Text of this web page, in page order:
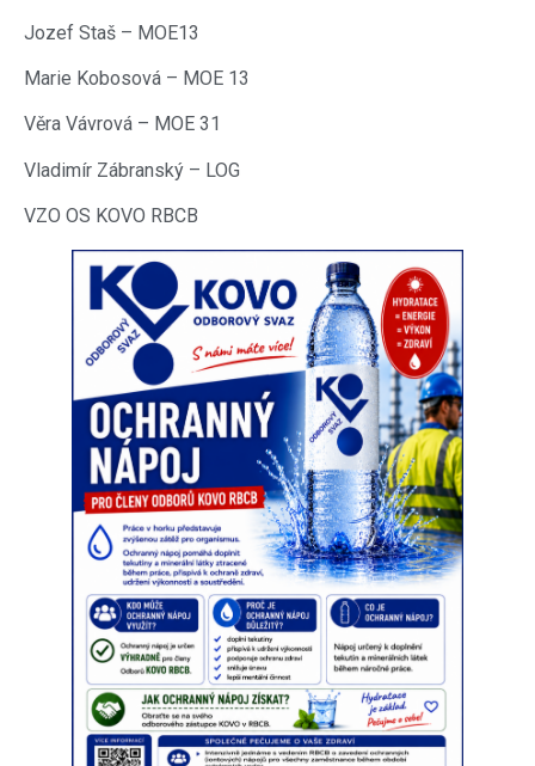
Jozef Staš – MOE13
Marie Kobosová – MOE 13
Věra Vávrová – MOE 31
Vladimír Zábranský – LOG
VZO OS KOVO RBCB